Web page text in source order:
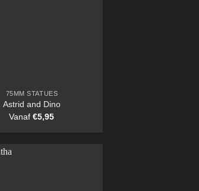
75MM STATUES
Astrid and Dino
Vanaf€5,95